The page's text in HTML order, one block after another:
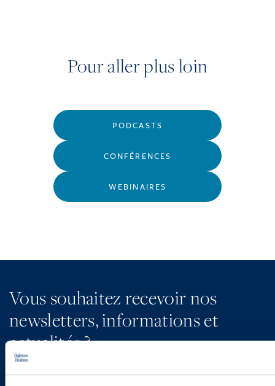
Pour aller plus loin
PODCASTS
CONFÉRENCES
WEBINAIRES
Vous souhaitez recevoir nos
newsletters, informations et
actualités ?